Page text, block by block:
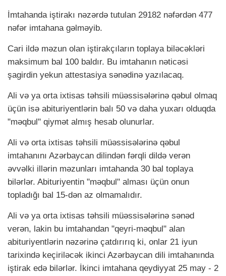
İmtahanda iştirakı nəzərdə tutulan 29182 nəfərdən 477
nəfər imtahana gəlməyib.
Cari ildə məzun olan iştirakçıların toplaya biləcəkləri
maksimum bal 100 baldır. Bu imtahanın nəticəsi
şagirdin yekun attestasiya sənədinə yazılacaq.
Ali və ya orta ixtisas təhsili müəssisələrinə qəbul olmaq
üçün isə abituriyentlərin balı 50 və daha yuxarı olduqda
"məqbul" qiymət almış hesab olunurlar.
Ali və orta ixtisas təhsili müəssisələrinə qəbul
imtahanını Azərbaycan dilindən fərqli dildə verən
əvvəlki illərin məzunları imtahanda 30 bal toplaya
bilərlər. Abituriyentin "məqbul" alması üçün onun
topladığı bal 15-dən az olmamalıdır.
Ali və ya orta ixtisas təhsili müəssisələrinə sənəd
verən, lakin bu imtahandan "qeyri-məqbul" alan
abituriyentlərin nəzərinə çatdırırıq ki, onlar 21 iyun
tarixində keçiriləcək ikinci Azərbaycan dili imtahanında
iştirak edə bilərlər. İkinci imtahana qeydiyyat 25 may - 2